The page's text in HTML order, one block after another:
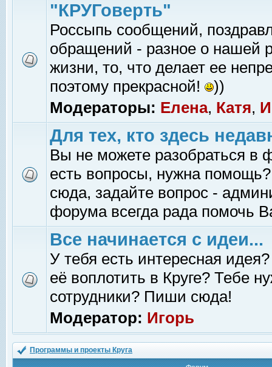
"КРУГоверть"
Россыпь сообщений,
обращений - разное о нашей
жизни, то, что делает ее
поэтому прекрасной!
))
Модераторы: Елена, Катя,
Для тех, кто здесь
Вы не можете разобраться в
есть вопросы, нужна помощь?
сюда, задайте вопрос -
форума всегда рада помочь
Все начинается с идеи...
У тебя есть интересная
её воплотить в Круге? Тебе
сотрудники? Пиши сюда!
Модератор: Игорь
Программы и проекты Круга